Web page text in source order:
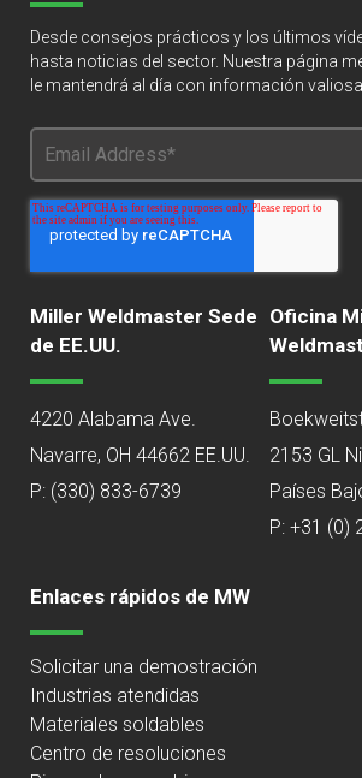
Desde consejos prácticos y los últimos
hasta noticias del sector. Nuestra página
le mantendrá al día con información valiosa.
Miller Weldmaster Sede
de EE.UU.
4220 Alabama Ave.
Navarre, OH 44662 EE.UU.
P: (330) 833-6739
Oficina
2153 GL
Países
P: +31 (0)
Enlaces rápidos de MW
Solicitar una demostración
Industrias atendidas
Materiales soldables
Centro de resoluciones